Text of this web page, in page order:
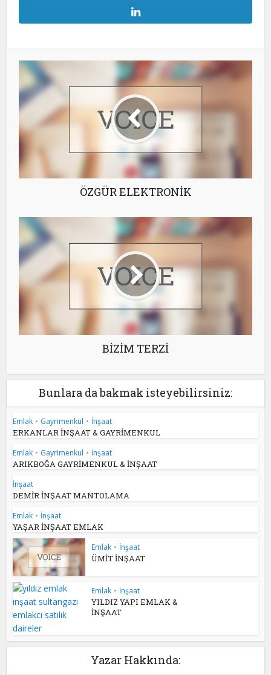
ÖZGÜR ELEKTRONİK
BİZİM TERZİ
Bunlara da bakmak isteyebilirsiniz:
Emlak • Gayrimenkul • İnşaat
ERKANLAR İNŞAAT & GAYRİMENKUL
Emlak • Gayrimenkul • İnşaat
ARIKBOĞA GAYRİMENKUL & İNŞAAT
İnşaat
DEMİR İNŞAAT MANTOLAMA
Emlak • İnşaat
YAŞAR İNŞAAT EMLAK
Emlak • İnşaat
ÜMİT İNŞAAT
Emlak • İnşaat
YILDIZ YAPI EMLAK &
İNŞAAT
Yazar Hakkında: